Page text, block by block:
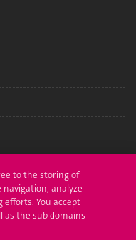
to the storing of
navigation, analyze
efforts. You accept
as the sub domains